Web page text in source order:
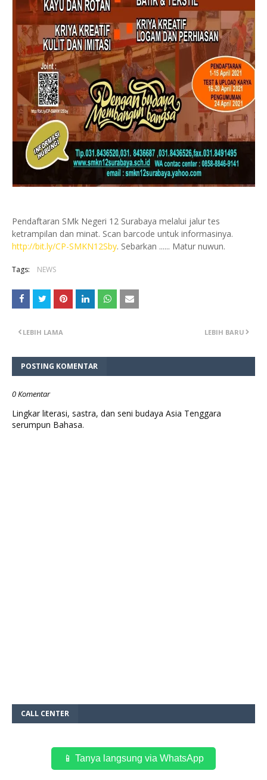
Pendaftaran SMk Negeri 12 Surabaya melalui jalur tes
ketrampilan dan minat. Scan barcode untuk informasinya.
http://bit.ly/CP-SMKN12Sby. Sebarkan ...... Matur nuwun.
Tags: NEWS
LEBIH BARU
LEBIH LAMA
POSTING KOMENTAR
0 Komentar
Lingkar literasi, sastra, dan seni budaya Asia Tenggara
serumpun Bahasa.
CALL CENTER
📱 Tanya langsung via WhatsApp